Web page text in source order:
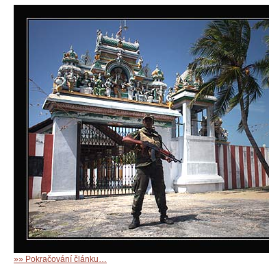
»» Pokračování článku…